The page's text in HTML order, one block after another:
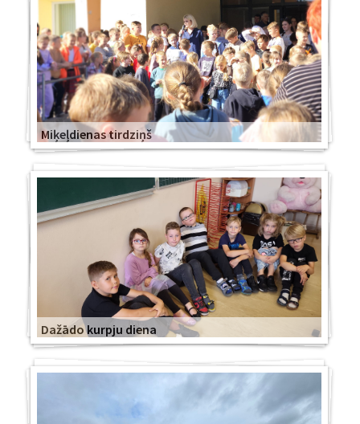
Miķeļdienas tirdziņš
Dažādo kurpju diena